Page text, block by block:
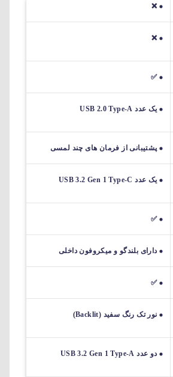
❌
❌
✅
یک عدد USB 2.0 Type-A
پشتیبانی از فرمان های چند لمسی
یک عدد USB 3.2 Gen 1 Type-C
✅
دارای بلندگو و میکروفون داخلی
✅
نور تک رنگ سفید (Backlit)
دو عدد USB 3.2 Gen 1 Type-A